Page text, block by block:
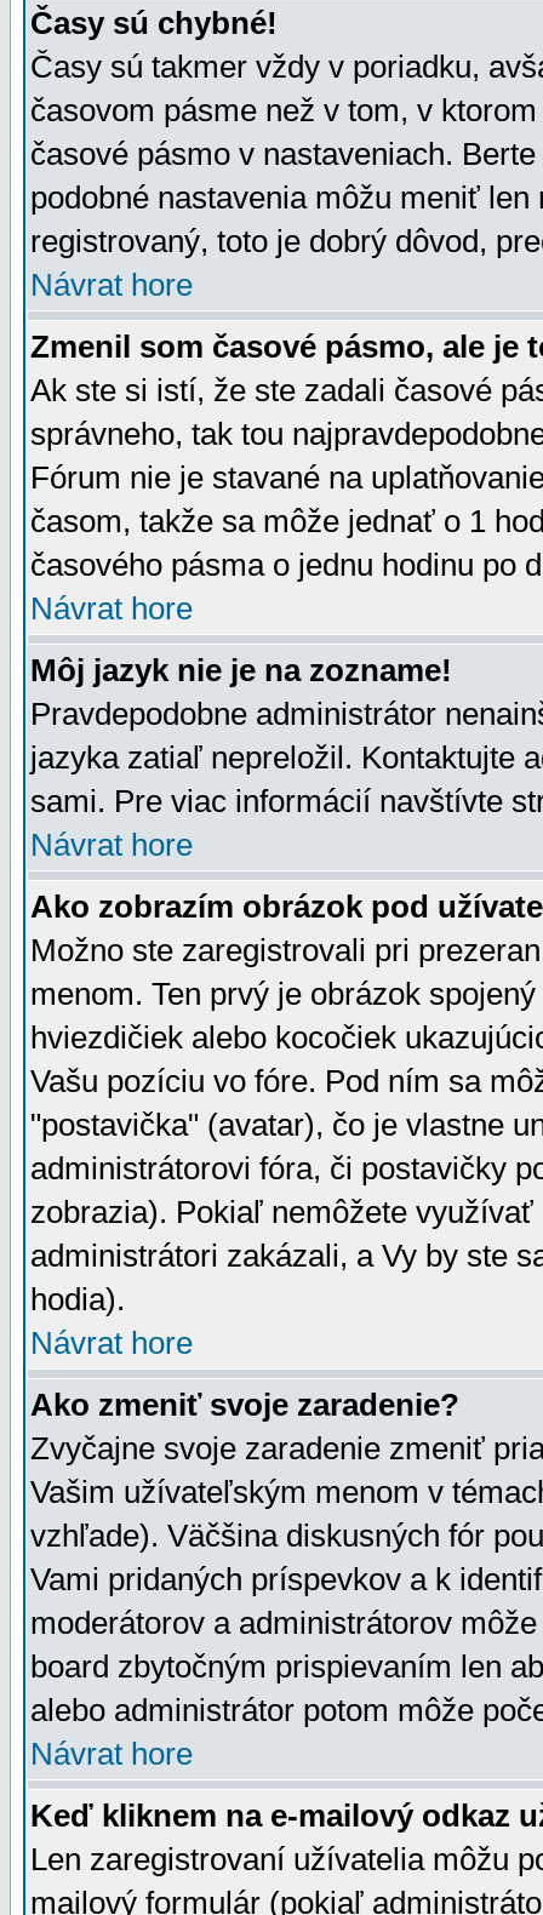
Časy sú chybné!
Časy sú takmer vždy v poriadku,
časovom pásme než v tom, v
časové pásmo v nastaveniach.
podobné nastavenia môžu meniť
registrovaný, toto je dobrý dôvod,
Návrat hore
Zmenil som časové pásmo, ale je
Ak ste si istí, že ste zadali časové
správneho, tak tou
Fórum nie je stavané na
časom, takže sa môže jednať o 1
časového pásma o jednu hodinu po
Návrat hore
Môj jazyk nie je na zozname!
Pravdepodobne administrátor
jazyka zatiaľ nepreložil. Kontaktujte
sami. Pre viac informácií navštívte
Návrat hore
Ako zobrazím obrázok pod
Možno ste zaregistrovali pri
menom. Ten prvý je obrázok
hviezdičiek alebo kocočiek
Vašu pozíciu vo fóre. Pod ním sa
"postavička" (avatar), čo je vlastne
administrátorovi fóra, či postavičky
zobrazia). Pokiaľ nemôžete
administrátori zakázali, a Vy by ste
hodia).
Návrat hore
Ako zmeniť svoje zaradenie?
Zvyčajne svoje zaradenie zmeniť
Vašim užívateľským menom v
vzhľade). Väčšina diskusných fór
Vami pridaných príspevkov a k
moderátorov a administrátorov
board zbytočným prispievaním len
alebo administrátor potom môže
Návrat hore
Keď kliknem na e-mailový odkaz
Len zaregistrovaní užívatelia môžu
mailový formulár (pokiaľ